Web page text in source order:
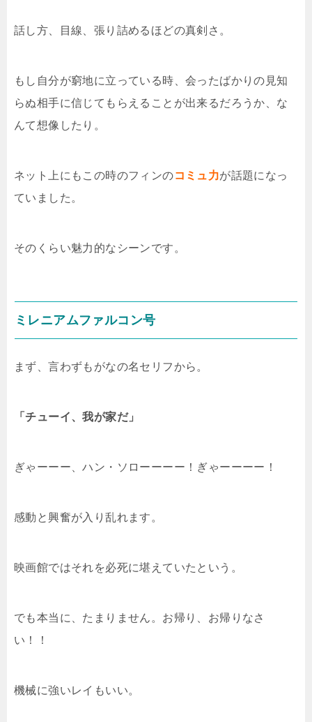
話し方、目線、張り詰めるほどの真剣さ。
もし自分が窮地に立っている時、会ったばかりの見知
らぬ相手に信じてもらえることが出来るだろうか、な
んて想像したり。
ネット上にもこの時のフィンのコミュ力が話題になっ
ていました。
そのくらい魅力的なシーンです。
ミレニアムファルコン号
まず、言わずもがなの名セリフから。
「チューイ、我が家だ」
ぎゃーーー、ハン・ソローーーー！ぎゃーーーー！
感動と興奮が入り乱れます。
映画館ではそれを必死に堪えていたという。
でも本当に、たまりません。お帰り、お帰りなさ
い！！
機械に強いレイもいい。